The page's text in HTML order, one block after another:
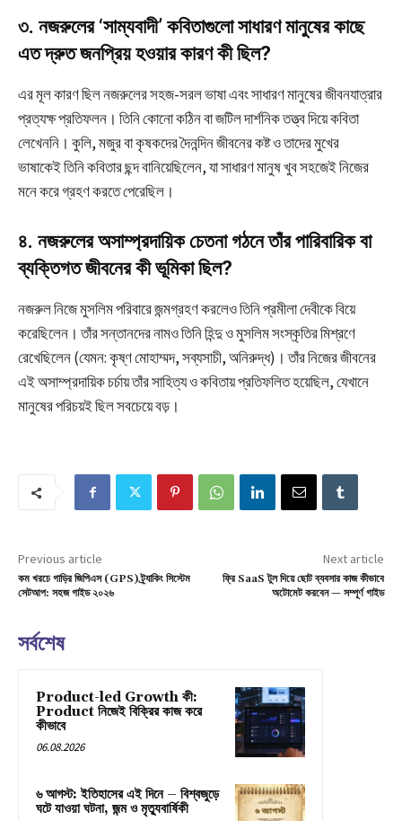
৩. নজরুলের ‘সাম্যবাদী’ কবিতাগুলো সাধারণ মানুষের কাছে
এত দ্রুত জনপ্রিয় হওয়ার কারণ কী ছিল?
এর মূল কারণ ছিল নজরুলের সহজ-সরল ভাষা এবং সাধারণ মানুষের জীবনযাত্রার
প্রত্যক্ষ প্রতিফলন। তিনি কোনো কঠিন বা জটিল দার্শনিক তত্ত্ব দিয়ে কবিতা
লেখেননি। কুলি, মজুর বা কৃষকদের দৈনন্দিন জীবনের কষ্ট ও তাদের মুখের
ভাষাকেই তিনি কবিতার ছন্দ বানিয়েছিলেন, যা সাধারণ মানুষ খুব সহজেই নিজের
মনে করে গ্রহণ করতে পেরেছিল।
৪. নজরুলের অসাম্প্রদায়িক চেতনা গঠনে তাঁর পারিবারিক বা
ব্যক্তিগত জীবনের কী ভূমিকা ছিল?
নজরুল নিজে মুসলিম পরিবারে জন্মগ্রহণ করলেও তিনি প্রমীলা দেবীকে বিয়ে
করেছিলেন। তাঁর সন্তানদের নামও তিনি হিন্দু ও মুসলিম সংস্কৃতির মিশ্রণে
রেখেছিলেন (যেমন: কৃষ্ণ মোহাম্মদ, সব্যসাচী, অনিরুদ্ধ)। তাঁর নিজের জীবনের
এই অসাম্প্রদায়িক চর্চায় তাঁর সাহিত্য ও কবিতায় প্রতিফলিত হয়েছিল, যেখানে
মানুষের পরিচয়ই ছিল সবচেয়ে বড়।
Previous article
কম খরচে গাড়ির জিপিএস (GPS) ট্র্যাকিং সিস্টেম
সেটআপ: সহজ গাইড ২০২৬
Next article
ফ্রি SaaS টুল দিয়ে ছোট ব্যবসার কাজ কীভাবে
অটোমেট করবেন — সম্পূর্ণ গাইড
সর্বশেষ
Product-led Growth কী:
Product নিজেই বিক্রির কাজ করে
কীভাবে
06.08.2026
৬ আগস্ট: ইতিহাসের এই দিনে – বিশ্বজুড়ে
ঘটে যাওয়া ঘটনা, জন্ম ও মৃত্যুবার্ষিকী